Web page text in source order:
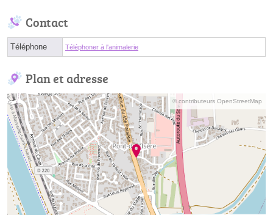
Contact
Téléphone Téléphoner à l'animalerie
Plan et adresse
© contributeurs OpenStreetMap